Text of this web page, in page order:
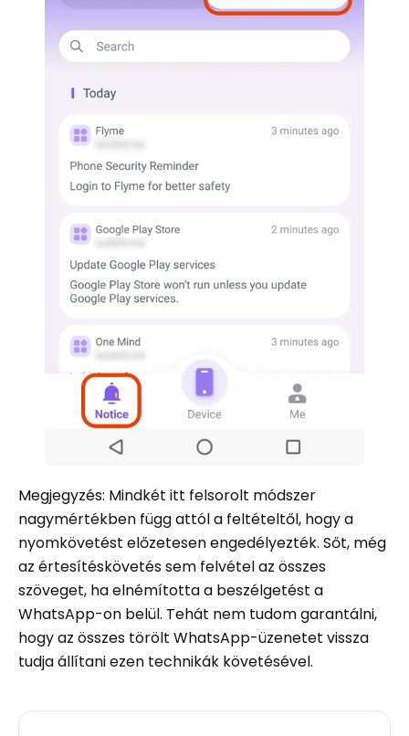
Megjegyzés: Mindkét itt felsorolt ​​módszer
nagymértékben függ attól a feltételtől, hogy a
nyomkövetést előzetesen engedélyezték. Sőt, még
az értesítéskövetés sem felvétel az összes
szöveget, ha elnémította a beszélgetést a
WhatsApp-on belül. Tehát nem tudom garantálni,
hogy az összes törölt WhatsApp-üzenetet vissza
tudja állítani ezen technikák követésével.